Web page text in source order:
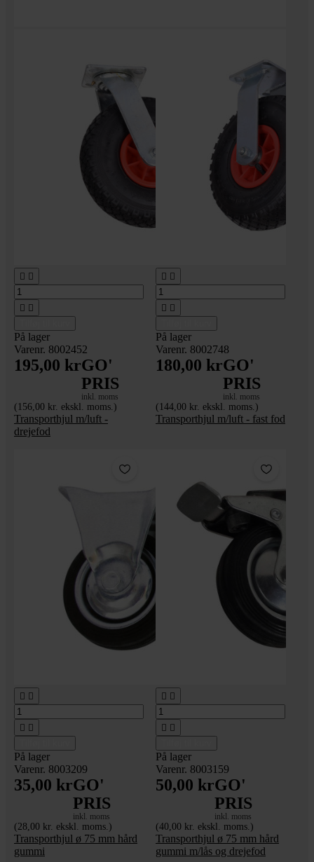
 
 
På lager
Varenr. 8002452
195,00 krGO'
PRIS
inkl. moms
(156,00 kr. ekskl. moms.)
Transporthjul m/luft -
drejefod
 
 
På lager
Varenr. 8002748
180,00 krGO'
PRIS
inkl. moms
(144,00 kr. ekskl. moms.)
Transporthjul m/luft - fast fod
 
 
På lager
Varenr. 8003209
35,00 krGO'
PRIS
inkl. moms
(28,00 kr. ekskl. moms.)
Transporthjul ø 75 mm hård
gummi
 
 
På lager
Varenr. 8003159
50,00 krGO'
PRIS
inkl. moms
(40,00 kr. ekskl. moms.)
Transporthjul ø 75 mm hård
gummi m/lås og drejefod